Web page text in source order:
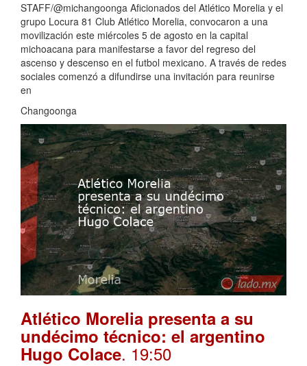
STAFF/@michangoonga Aficionados del Atlético Morelia y el
grupo Locura 81 Club Atlético Morelia, convocaron a una
movilización este miércoles 5 de agosto en la capital
michoacana para manifestarse a favor del regreso del
ascenso y descenso en el futbol mexicano. A través de redes
sociales comenzó a difundirse una invitación para reunirse
en
Changoonga
Atlético Morelia presenta a su
undécimo técnico: el argentino
Hugo Colace. 19:50